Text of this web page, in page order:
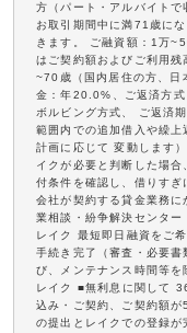
方（パート・アルバイトで
お取引期間中に満71歳に
きます。 ご融資額：1万
はご契約額およびご利用
~70歳（国内居住の方、日
金：年20.0%、ご返済方式
ボルビング方式、 ご返済
範囲内での追加借入や繰
計画に応じて 変動します
イクが必要と判断した場
付条件を確認し、借りす
会社が契約する貸金業務
業相談・紛争解決センタ
レイク 最短即日融資をご
手続き完了（審査・必要書
び、メンテナンス時間等を
レイク ■無利息に関して
込み・ご契約、ご契約額
の提出とレイクでの登録